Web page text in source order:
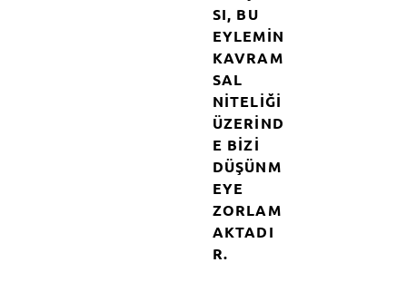
SI, BU
EYLEMIN
KAVRAM
SAL
NITELIĞI
ÜZERIND
E BIZI
DÜŞÜNM
EYE
ZORLAM
AKTADI
R.